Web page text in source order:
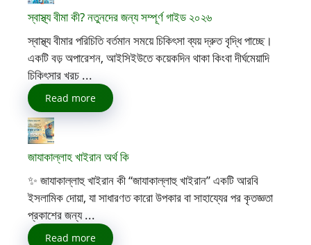
স্বাস্থ্য বীমা কী? নতুনদের জন্য সম্পূর্ণ গাইড ২০২৬
স্বাস্থ্য বীমার পরিচিতি বর্তমান সময়ে চিকিৎসা ব্যয় দ্রুত বৃদ্ধি পাচ্ছে।
একটি বড় অপারেশন, আইসিইউতে কয়েকদিন থাকা কিংবা দীর্ঘমেয়াদি
চিকিৎসার খরচ ...
Read more
জাযাকাল্লাহ খাইরান অর্থ কি
✨ জাযাকাল্লাহু খাইরান কী “জাযাকাল্লাহু খাইরান” একটি আরবি
ইসলামিক দোয়া, যা সাধারণত কারো উপকার বা সাহায্যের পর কৃতজ্ঞতা
প্রকাশের জন্য ...
Read more